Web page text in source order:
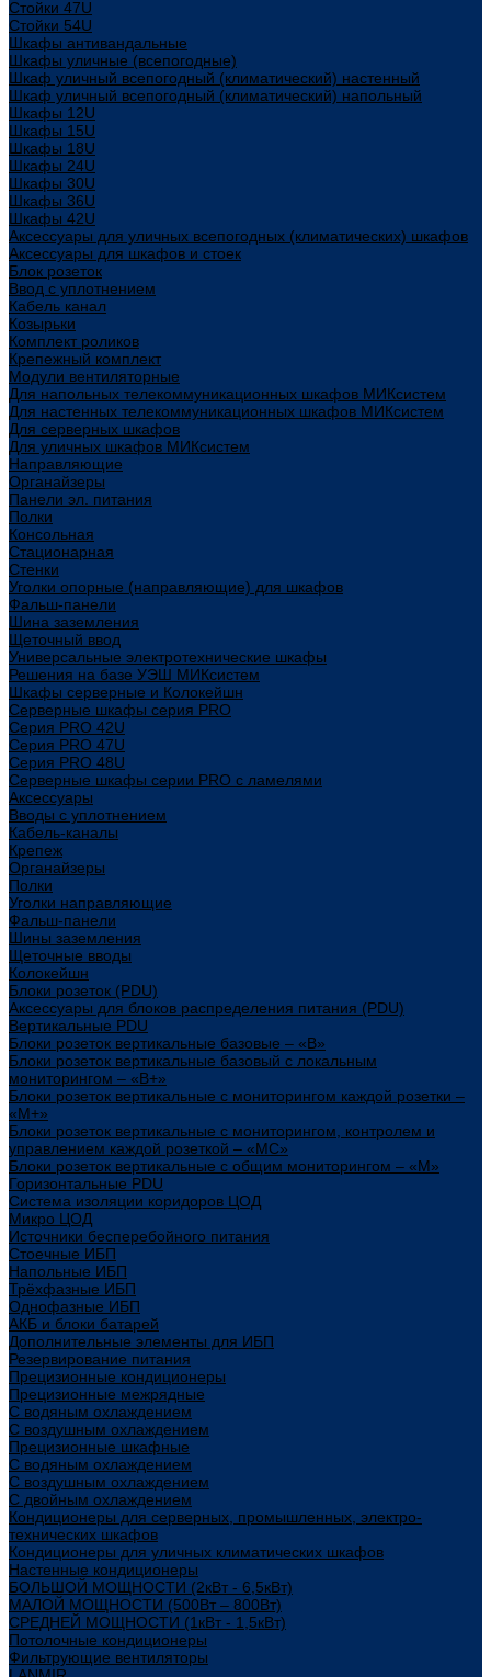
Стойки 47U
Стойки 54U
Шкафы антивандальные
Шкафы уличные (всепогодные)
Шкаф уличный всепогодный (климатический) настенный
Шкаф уличный всепогодный (климатический) напольный
Шкафы 12U
Шкафы 15U
Шкафы 18U
Шкафы 24U
Шкафы 30U
Шкафы 36U
Шкафы 42U
Аксессуары для уличных всепогодных (климатических) шкафов
Аксессуары для шкафов и стоек
Блок розеток
Ввод с уплотнением
Кабель канал
Козырьки
Комплект роликов
Крепежный комплект
Модули вентиляторные
Для напольных телекоммуникационных шкафов МИКсистем
Для настенных телекоммуникационных шкафов МИКсистем
Для серверных шкафов
Для уличных шкафов МИКсистем
Направляющие
Органайзеры
Панели эл. питания
Полки
Консольная
Стационарная
Стенки
Уголки опорные (направляющие) для шкафов
Фальш-панели
Шина заземления
Щеточный ввод
Универсальные электротехнические шкафы
Решения на базе УЭШ МИКсистем
Шкафы серверные и Колокейшн
Серверные шкафы серия PRO
Серия PRO 42U
Серия PRO 47U
Серия PRO 48U
Серверные шкафы серии PRO с ламелями
Аксессуары
Вводы с уплотнением
Кабель-каналы
Крепеж
Органайзеры
Полки
Уголки направляющие
Фальш-панели
Шины заземления
Щеточные вводы
Колокейшн
Блоки розеток (PDU)
Аксессуары для блоков распределения питания (PDU)
Вертикальные PDU
Блоки розеток вертикальные базовые – «В»
Блоки розеток вертикальные базовый с локальным
мониторингом – «В+»
Блоки розеток вертикальные с мониторингом каждой розетки –
«М+»
Блоки розеток вертикальные с мониторингом, контролем и
управлением каждой розеткой – «МС»
Блоки розеток вертикальные с общим мониторингом – «М»
Горизонтальные PDU
Система изоляции коридоров ЦОД
Микро ЦОД
Источники бесперебойного питания
Стоечные ИБП
Напольные ИБП
Трёхфазные ИБП
Однофазные ИБП
АКБ и блоки батарей
Дополнительные элементы для ИБП
Резервирование питания
Прецизионные кондиционеры
Прецизионные межрядные
С водяным охлаждением
С воздушным охлаждением
Прецизионные шкафные
С водяным охлаждением
С воздушным охлаждением
С двойным охлаждением
Кондиционеры для серверных, промышленных, электро-
технических шкафов
Кондиционеры для уличных климатических шкафов
Настенные кондиционеры
БОЛЬШОЙ МОЩНОСТИ (2кВт - 6,5кВт)
МАЛОЙ МОЩНОСТИ (500Вт – 800Вт)
СРЕДНЕЙ МОЩНОСТИ (1кВт - 1,5кВт)
Потолочные кондиционеры
Фильтрующие вентиляторы